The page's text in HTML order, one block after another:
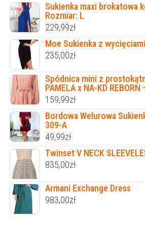
Sukienka maxi brokatowa
Rozmiar: L
229,99zł
Moe Sukienka z
235,00zł
Spódnica mini z
PAMELA x NA-KD
159,99zł
Bordowa Welurowa
309-A
49,99zł
Twinset V NECK
835,00zł
Armani Exchange Dress
983,00zł